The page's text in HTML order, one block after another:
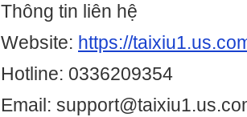
Thông tin liên hệ
Website: https://
Hotline: 0336209354
Email: